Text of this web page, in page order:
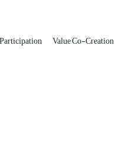
Value Co-Creation